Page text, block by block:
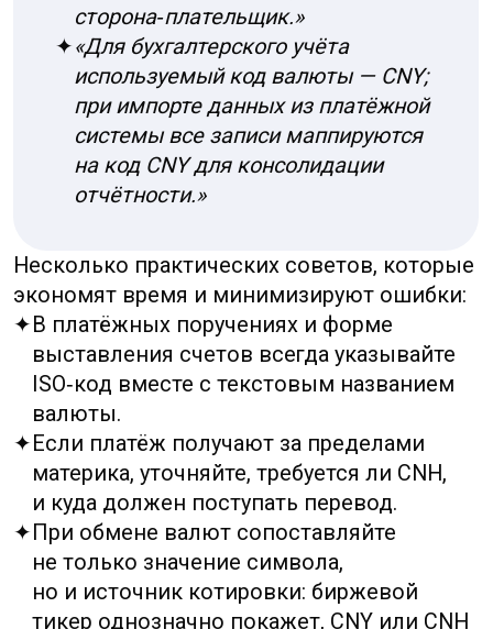
большинство систем оперируют двумя
знаками.
В договорах указывайте код валютыи,
по возможности, способ округления для
кассовых операций.